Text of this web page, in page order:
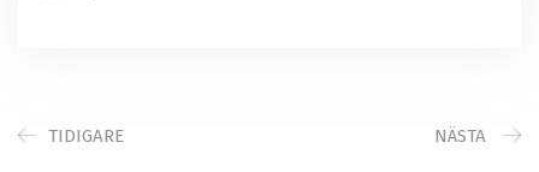
TIDIGARE NÄSTA